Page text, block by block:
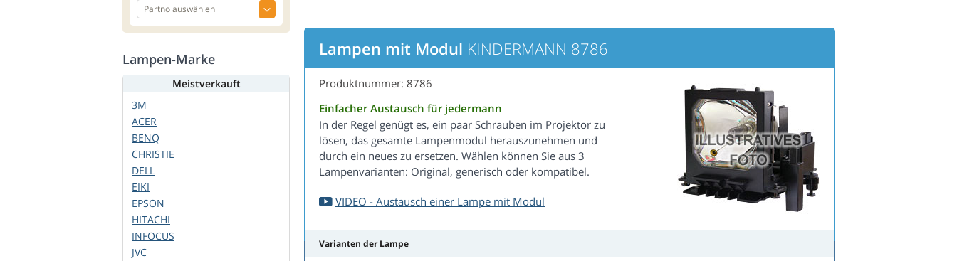
Lampen mit Modul KINDERMANN 8786
Produktnummer: 8786
Einfacher Austausch für jedermann
In der Regel genügt es, ein paar Schrauben im Projektor zu
lösen, das gesamte Lampenmodul herauszunehmen und
durch ein neues zu ersetzen. Wählen können Sie aus 3
Lampenvarianten: Original, generisch oder kompatibel.
VIDEO - Austausch einer Lampe mit Modul
Varianten der Lampe
Lampen-Marke
Meistverkauft
3M
ACER
BENQ
CHRISTIE
DELL
EIKI
EPSON
HITACHI
INFOCUS
JVC